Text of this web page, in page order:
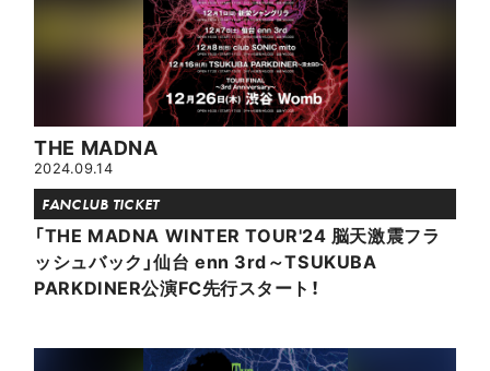
THE MADNA
2024.09.14
FANCLUB TICKET
「THE MADNA WINTER TOUR'24 脳天激震フラ
ッシュバック」仙台 enn 3rd～TSUKUBA
PARKDINER公演FC先行スタート！